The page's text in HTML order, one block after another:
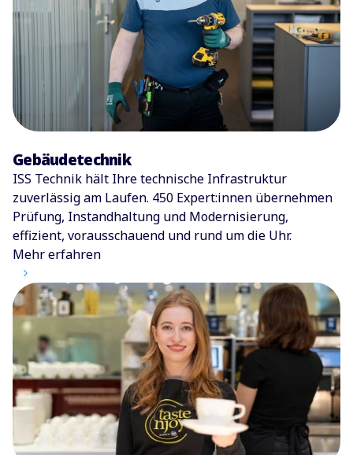
Gebäudetechnik
ISS Technik hält Ihre technische Infrastruktur
zuverlässig am Laufen. 450 Expert:innen übernehmen
Prüfung, Instandhaltung und Modernisierung,
effizient, vorausschauend und rund um die Uhr.
Mehr erfahren